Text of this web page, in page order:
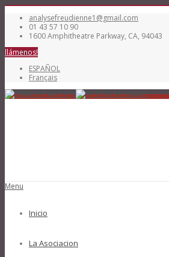
analysefreudienne1@gmail.com
01 43 57 10 90
1600 Amphitheatre Parkway, CA, 94043
llámenos!
ESPAÑOL
Français
Menu
Inicio
La Asociacion